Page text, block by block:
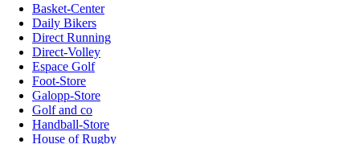
Basket-Center
Daily Bikers
Direct Running
Direct-Volley
Espace Golf
Foot-Store
Galopp-Store
Golf and co
Handball-Store
House of Rugby